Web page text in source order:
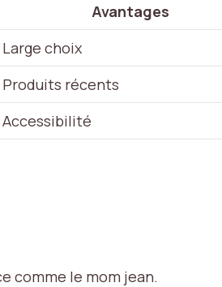
Avantages
Large choix
Produits récents
Accessibilité
comme le mom jean.